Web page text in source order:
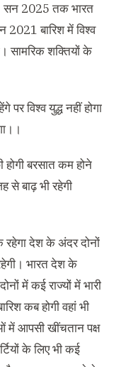
। सन 2025 तक भारत
बारिश में विश्व
सामरिक शक्तियों के
पर विश्व युद्ध नहीं होगा
बरसात कम होने
से बाढ़ भी रहेगी
देश के अंदर दोनों
भारत देश के
में कई राज्यों में भारी
कब होगी वहां भी
में आपसी खींचतान पक्ष
के लिए भी कई